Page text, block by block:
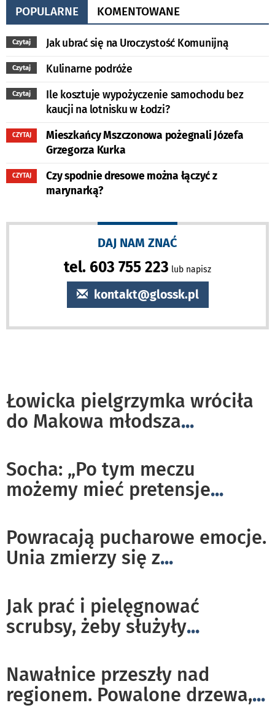
POPULARNE KOMENTOWANE
Czytaj Jak ubrać się na Uroczystość Komunijną
Czytaj Kulinarne podróże
Czytaj
Ile kosztuje wypożyczenie samochodu bez
kaucji na lotnisku w Łodzi?
CZYTAJ
Mieszkańcy Mszczonowa pożegnali Józefa
Grzegorza Kurka
CZYTAJ
Czy spodnie dresowe można łączyć z
marynarką?
DAJ NAM ZNAĆ
tel. 603 755 223 lub napisz
kontakt@glossk.pl
Łowicka pielgrzymka wróciła
do Makowa młodsza...
Socha: „Po tym meczu
możemy mieć pretensje...
Powracają pucharowe emocje.
Unia zmierzy się z...
Jak prać i pielęgnować
scrubsy, żeby służyły...
Nawałnice przeszły nad
regionem. Powalone drzewa,...